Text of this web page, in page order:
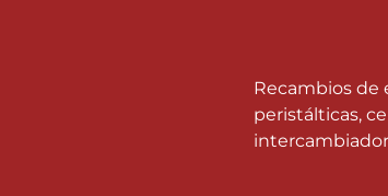
Recambios de
peristálticas,